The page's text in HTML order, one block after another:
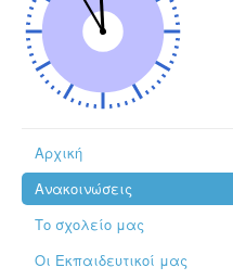
Αρχική
Ανακοινώσεις
Το σχολείο μας
Οι Εκπαιδευτικοί μας